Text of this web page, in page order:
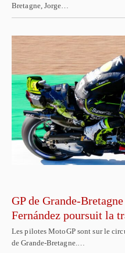
Bretagne, Jorge…
GP de Grande-
Fernández poursuit la
Les pilotes MotoGP sont sur le
de Grande-Bretagne.…